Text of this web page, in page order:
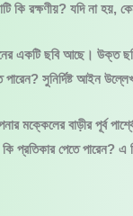
কি রক্ষণীয়? যদি না হয়,
একটি ছবি আছে। উক্ত
সুনির্দিষ্ট আইন
মক্কেলের বাড়ীর পূর্ব
প্রতিকার পেতে পারেন? এ